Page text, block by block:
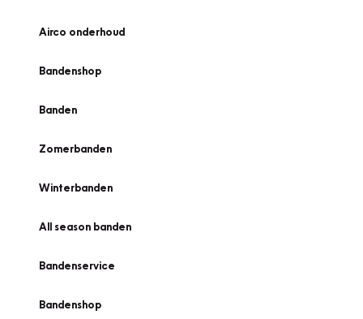
Airco onderhoud
Bandenshop
Banden
Zomerbanden
Winterbanden
All season banden
Bandenservice
Bandenshop